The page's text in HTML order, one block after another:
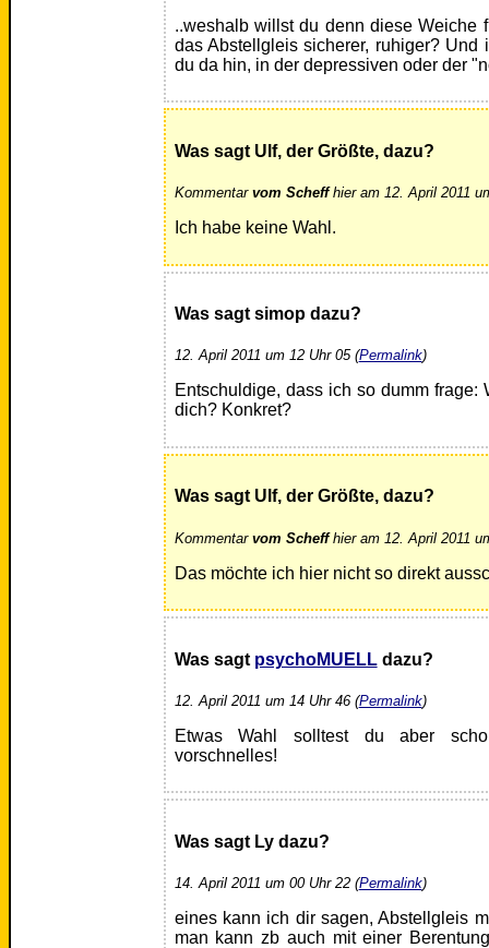
..weshalb willst du denn diese Weiche
das Abstellgleis sicherer, ruhiger? Und
du da hin, in der depressiven oder der
Was sagt Ulf, der Größte, dazu?
Kommentar vom Scheffhier am 12. April 2011
Ich habe keine Wahl.
Was sagt simop dazu?
12. April 2011 um 12 Uhr 05 (Permalink)
Entschuldige, dass ich so dumm
dich? Konkret?
Was sagt Ulf, der Größte, dazu?
Kommentar vom Scheffhier am 12. April 2011
Das möchte ich hier nicht so direkt
Was sagt psychoMUELLdazu?
12. April 2011 um 14 Uhr 46 (Permalink)
Etwas Wahl solltest du aber
vorschnelles!
Was sagt Ly dazu?
14. April 2011 um 00 Uhr 22 (Permalink)
eines kann ich dir sagen, Abstellgleis
man kann zb auch mit einer